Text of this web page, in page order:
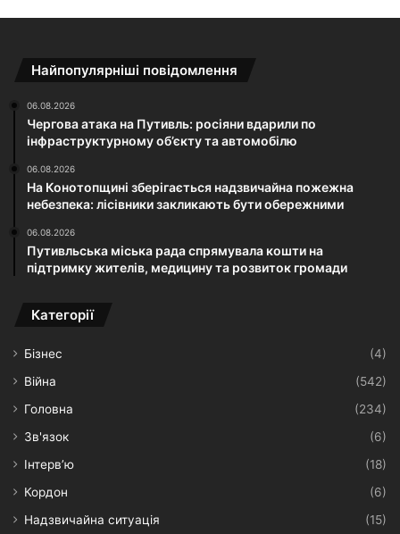
Найпопулярніші повідомлення
06.08.2026
Чергова атака на Путивль: росіяни вдарили по
інфраструктурному об’єкту та автомобілю
06.08.2026
На Конотопщині зберігається надзвичайна пожежна
небезпека: лісівники закликають бути обережними
06.08.2026
Путивльська міська рада спрямувала кошти на
підтримку жителів, медицину та розвиток громади
Категорії
Бізнес
(4)
Війна
(542)
Головна
(234)
Зв'язок
(6)
Інтерв’ю
(18)
Кордон
(6)
Надзвичайна ситуація
(15)